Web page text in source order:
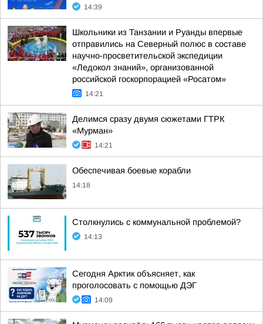
14:39
Школьники из Танзании и Руанды впервые
отправились на Северный полюс в составе
научно-просветительской экспедиции
«Ледокол знаний», организованной
российской госкорпорацией «Росатом»
14:21
Делимся сразу двумя сюжетами ГТРК
«Мурман»
14:21
Обеспечивая боевые корабли
14:18
Столкнулись с коммунальной проблемой?
14:13
Сегодня Арктик объясняет, как
проголосовать с помощью ДЭГ
14:09